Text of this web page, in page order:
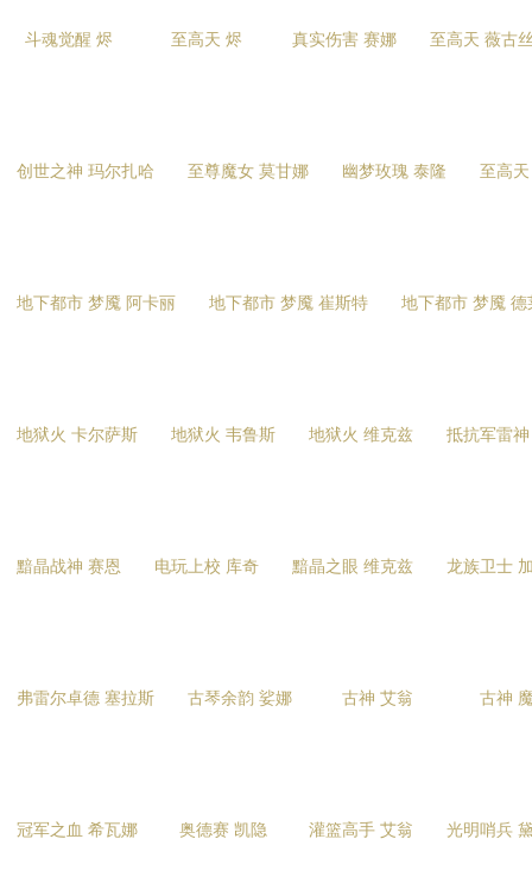
斗魂觉醒 烬 至高天 烬 真实伤害 赛娜 至高天 薇古
创世之神 玛尔扎哈 至尊魔女 莫甘娜 幽梦玫瑰 泰隆 至高
地下都市 梦魇 阿卡丽 地下都市 梦魇 崔斯特 地下都市 梦魇 德
地狱火 卡尔萨斯 地狱火 韦鲁斯 地狱火 维克兹 抵抗军雷
黯晶战神 赛恩 电玩上校 库奇 黯晶之眼 维克兹 龙族卫士
弗雷尔卓德 塞拉斯 古琴余韵 娑娜 古神 艾翁 古神
冠军之血 希瓦娜 奥德赛 凯隐 灌篮高手 艾翁 光明哨兵